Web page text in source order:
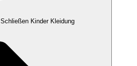
Schließen Kinder Kleidung